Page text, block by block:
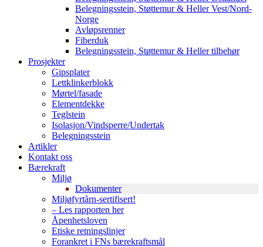
Belegningsstein, Støttemur & Heller Vest/Nord-
Norge
Avløpsrenner
Fiberduk
Belegningsstein, Støttemur & Heller tilbehør
Prosjekter
Gipsplater
Lettklinkerblokk
Mørtel/fasade
Elementdekke
Teglstein
Isolasjon/Vindsperre/Undertak
Belegningsstein
Artikler
Kontakt oss
Bærekraft
Miljø
Dokumenter
Miljøfyrtårn-sertifisert!
– Les rapporten her
Åpenhetsloven
Etiske retningslinjer
Forankret i FNs bærekraftsmål